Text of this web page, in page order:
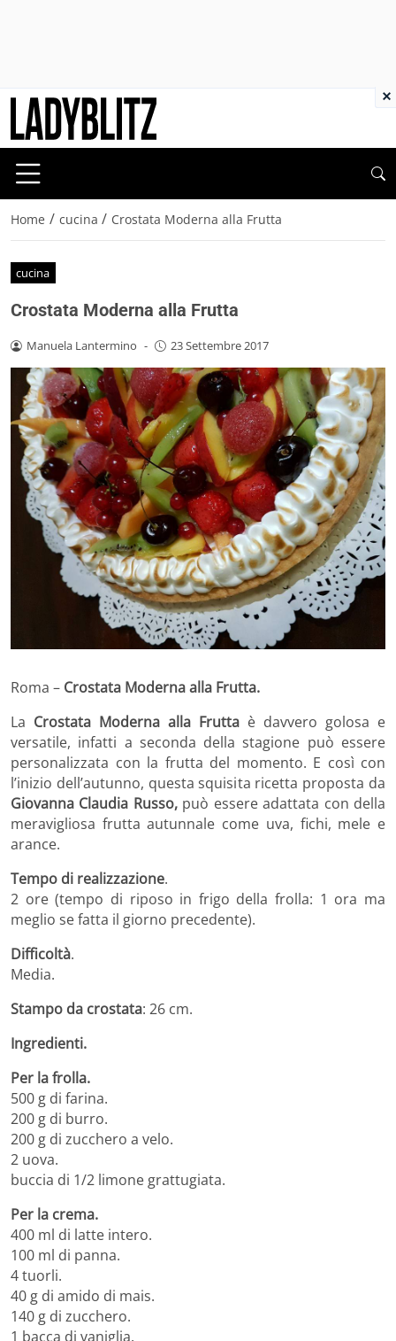
Home / cucina / Crostata Moderna alla Frutta
cucina
Crostata Moderna alla Frutta
Manuela Lantermino - 23 Settembre 2017
Roma – Crostata Moderna alla Frutta.
La Crostata Moderna alla Frutta è davvero golosa e
versatile, infatti a seconda della stagione può essere
personalizzata con la frutta del momento. E così con
l’inizio dell’autunno, questa squisita ricetta proposta da
Giovanna Claudia Russo, può essere adattata con della
meravigliosa frutta autunnale come uva, fichi, mele e
arance.
Tempo di realizzazione.
2 ore (tempo di riposo in frigo della frolla: 1 ora ma
meglio se fatta il giorno precedente).
Difficoltà.
Media.
Stampo da crostata: 26 cm.
Ingredienti.
Per la frolla.
500 g di farina.
200 g di burro.
200 g di zucchero a velo.
2 uova.
buccia di 1/2 limone grattugiata.
Per la crema.
400 ml di latte intero.
100 ml di panna.
4 tuorli.
40 g di amido di mais.
140 g di zucchero.
1 bacca di vaniglia.
×